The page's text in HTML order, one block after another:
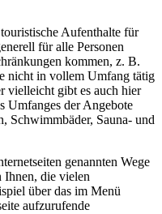
Aufenthalte für
für alle Personen
kommen, z. B.
nicht in vollem Umfang tätig
vielleicht gibt es auch hier
Umfanges der Angebote
Schwimmbäder, Sauna- und
genannten Wege
Ihnen, die vielen
über das im Menü
aufzurufende